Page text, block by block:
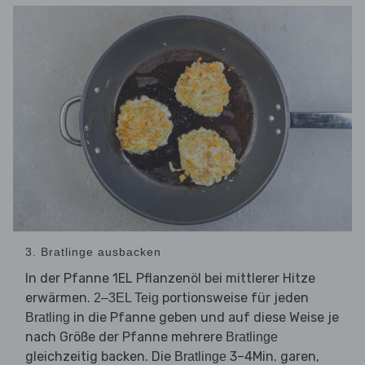
3. Bratlinge ausbacken
In der Pfanne 1EL Pflanzenöl bei mittlerer Hitze
erwärmen. 2–3EL Teig portionsweise für jeden
Bratling in die Pfanne geben und auf diese Weise je
nach Größe der Pfanne mehrere Bratlinge
gleichzeitig backen. Die Bratlinge 3–4Min. garen,